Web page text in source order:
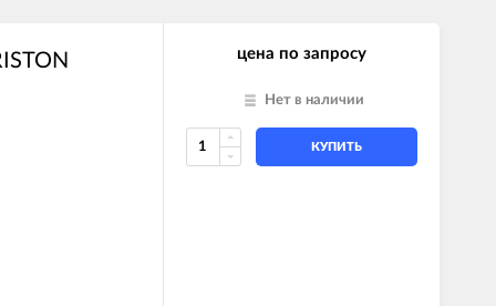
цена по запросу
Нет в наличии
КУПИТЬ